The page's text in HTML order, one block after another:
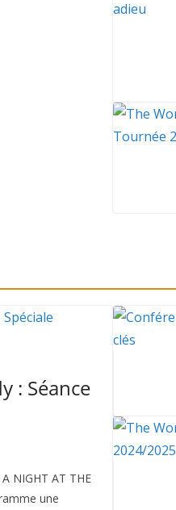
: Séance
NIGHT AT THE
une